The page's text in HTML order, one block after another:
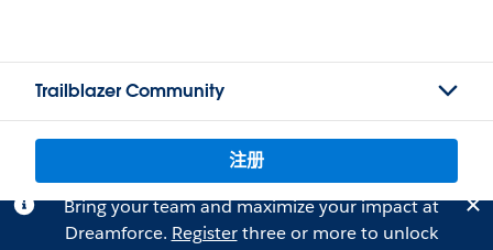
Trailblazer Community
注册
Bring your team and maximize your impact at
Dreamforce. Registerthree or more to unlock